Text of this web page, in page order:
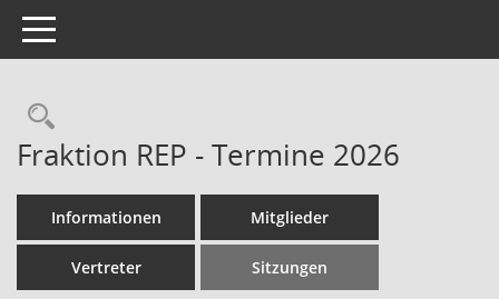
Toggle navigation
Rechercheauswahl
Fraktion REP - Termine 2026
Informationen Mitglieder
Vertreter Sitzungen